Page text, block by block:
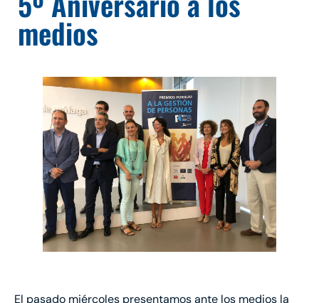
medios
El pasado miércoles presentamos ante los medios la